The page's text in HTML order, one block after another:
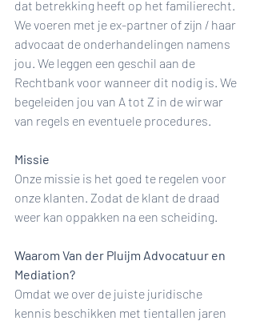
dat betrekking heeft op het familierecht.
We voeren met je ex-partner of zijn / haar
advocaat de onderhandelingen namens
jou. We leggen een geschil aan de
Rechtbank voor wanneer dit nodig is. We
begeleiden jou van A tot Z in de wirwar
van regels en eventuele procedures.
Missie
Onze missie is het goed te regelen voor
onze klanten. Zodat de klant de draad
weer kan oppakken na een scheiding.
Waarom Van der Pluijm Advocatuur en
Mediation?
Omdat we over de juiste juridische
kennis beschikken met tientallen jaren